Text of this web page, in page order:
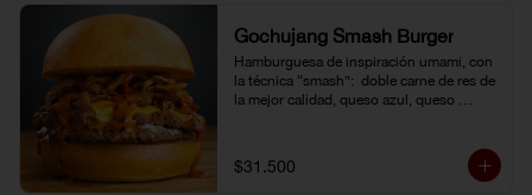
Gochujang Smash Burger
Hamburguesa de inspiración umami, con
la técnica “smash”:  doble carne de res de
la mejor calidad, queso azul, queso
gochujang (pasta coreana de chiles rojos,
soya fermentada y harina de arroz).
$31.500